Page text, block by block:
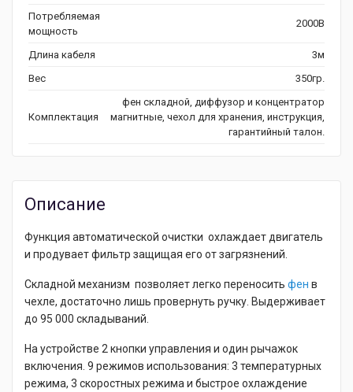
Потребляемая
мощность
2000В
Длина кабеля
3м
Вес
350гр.
Комплектация
фен складной, диффузор и концентратор
магнитные, чехол для хранения, инструкция,
гарантийный талон.
Описание
Функция автоматической очистки охлаждает двигатель
и продувает фильтр защищая его от загрязнений.
Складной механизм позволяет легко переносить фен в
чехле, достаточно лишь провернуть ручку. Выдерживает
до 95 000 складываний.
На устройстве 2 кнопки управления и один рычажок
включения. 9 режимов использования: 3 температурных
режима, 3 скоростных режима и быстрое охлаждение